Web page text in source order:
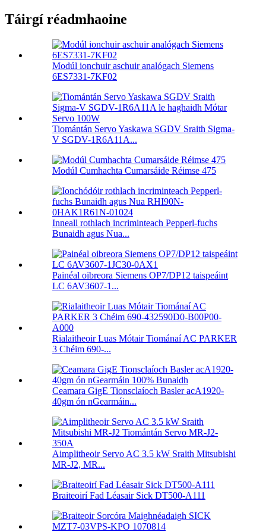
Táirgí réadmhaoine
Modúl ionchuir aschuir analógach Siemens
6ES7331-7KF02
Tiomántán Servo Yaskawa SGDV Sraith Sigma-
V SGDV-1R6A11A...
Modúl Cumhachta Cumarsáide Réimse 475
Inneall rothlach incriminteach Pepperl-fuchs
Bunaidh agus Nua...
Painéal oibreora Siemens OP7/DP12 taispeáint
LC 6AV3607-1...
Rialaitheoir Luas Mótair Tiománaí AC PARKER
3 Chéim 690-...
Ceamara GigE Tionsclaíoch Basler acA1920-
40gm ón nGearmáin...
Aimplitheoir Servo AC 3.5 kW Sraith Mitsubishi
MR-J2, MR...
Braiteoirí Fad Léasair Sick DT500-A111